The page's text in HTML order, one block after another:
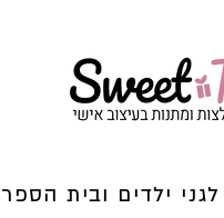
ילדים ובית הספר